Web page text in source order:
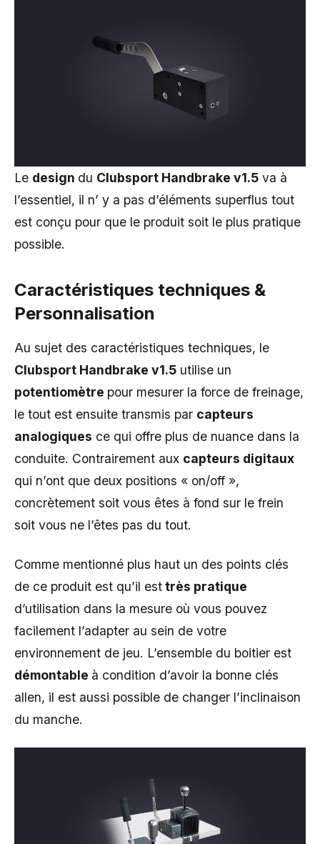
Le design du Clubsport Handbrake v1.5 va à
l’essentiel, il n’ y a pas d’éléments superflus tout
est conçu pour que le produit soit le plus pratique
possible.
Caractéristiques techniques &
Personnalisation
Au sujet des caractéristiques techniques, le
Clubsport Handbrake v1.5 utilise un
potentiomètre pour mesurer la force de freinage,
le tout est ensuite transmis par capteurs
analogiques ce qui offre plus de nuance dans la
conduite. Contrairement aux capteurs digitaux
qui n’ont que deux positions « on/off »,
concrètement soit vous êtes à fond sur le frein
soit vous ne l’êtes pas du tout.
Comme mentionné plus haut un des points clés
de ce produit est qu’il esttrès pratique
d’utilisation dans la mesure où vous pouvez
facilement l’adapter au sein de votre
environnement de jeu. L’ensemble du boitier est
démontable à condition d’avoir la bonne clés
allen, il est aussi possible de changer l’inclinaison
du manche.